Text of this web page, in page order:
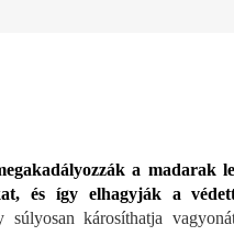
a madarak
és így elhagyják a
súlyosan károsíthatja